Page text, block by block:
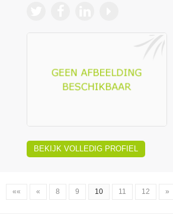
BEKIJK VOLLEDIG PROFIEL
«« « 8 9 10 11 12 »